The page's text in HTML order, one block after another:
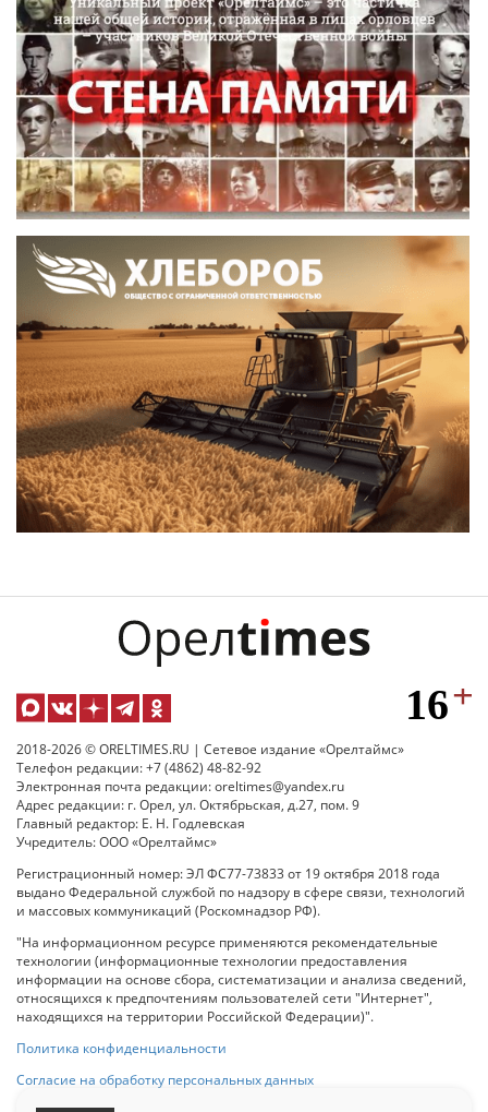
2018-2026 © ORELTIMES.RU | Сетевое издание «Орелтаймс»
Телефон редакции: +7 (4862) 48-82-92
Электронная почта редакции: oreltimes@yandex.ru
Адрес редакции: г. Орел, ул. Октябрьская, д.27, пом. 9
Главный редактор: Е. Н. Годлевская
Учредитель: ООО «Орелтаймс»
Регистрационный номер: ЭЛ ФС77-73833 от 19 октября 2018 года
выдано Федеральной службой по надзору в сфере связи, технологий
и массовых коммуникаций (Роскомнадзор РФ).
"На информационном ресурсе применяются рекомендательные
технологии (информационные технологии предоставления
информации на основе сбора, систематизации и анализа сведений,
относящихся к предпочтениям пользователей сети "Интернет",
находящихся на территории Российской Федерации)".
Политика конфиденциальности
Согласие на обработку персональных данных